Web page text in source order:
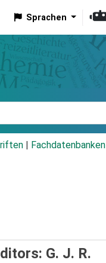
Sprachen
Fachdatenbanken
G. J. R.